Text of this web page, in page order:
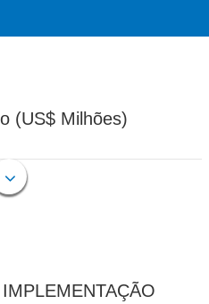
(US$ Milhões)